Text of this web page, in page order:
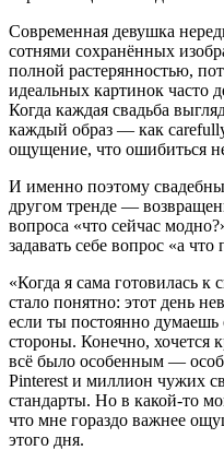
Современная девушка
сотнями сохранённых
полной растерянностью,
идеальных картинок часто
Когда каждая свадьба
каждый образ — как
ощущение, что ошибиться
И именно поэтому
другом тренде —
вопроса «что сейчас
задавать себе вопрос «а
«Когда я сама готовилась к
стало понятно: этот день
если ты постоянно думаешь
стороны. Конечно, хочется
всё было особенным —
Pinterest и миллион чужих
стандарты. Но в какой-то
что мне гораздо важнее
этого дня.